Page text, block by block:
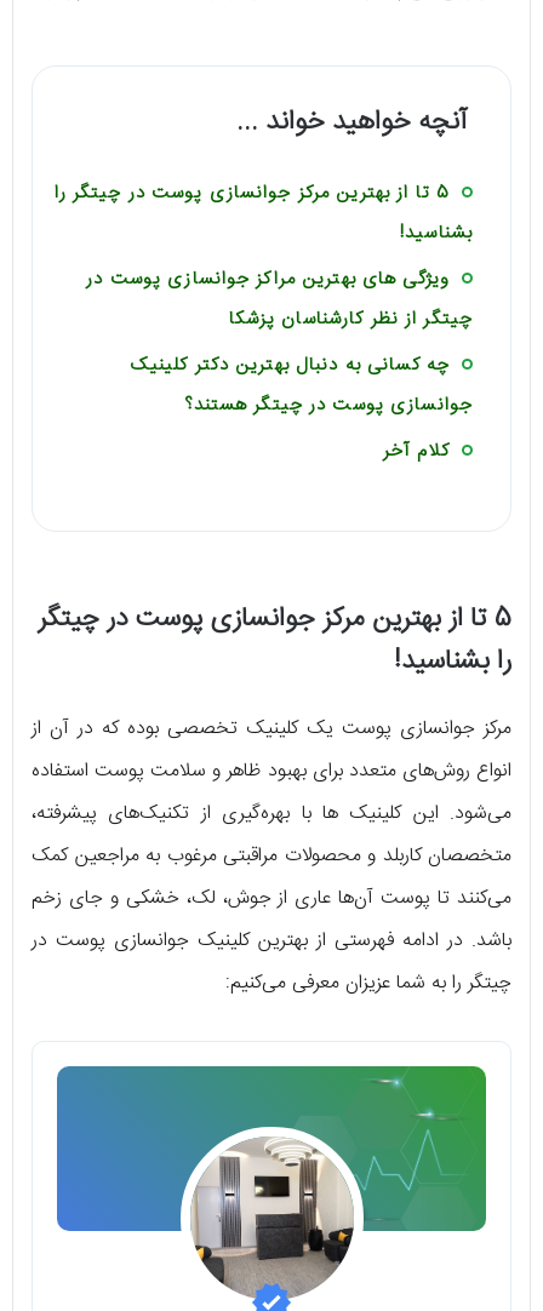
آنچه خواهید خواند ...
5 تا از بهترین مرکز جوانسازی پوست در چیتگر را
بشناسید!
ویژگی های بهترین مراکز جوانسازی پوست در
چیتگر از نظر کارشناسان پزشکا
چه کسانی به دنبال بهترین دکتر کلینیک
جوانسازی پوست در چیتگر هستند؟
کلام آخر
5 تا از بهترین مرکز جوانسازی پوست در چیتگر
را بشناسید!
مرکز جوانسازی پوست یک کلینیک تخصصی بوده که در آن از
انواع روش‌های متعدد برای بهبود ظاهر و سلامت پوست استفاده
می‌شود. این کلینیک ها با بهره‌گیری از تکنیک‌های پیشرفته،
متخصصان کاربلد و محصولات مراقبتی مرغوب به مراجعین کمک
می‌کنند تا پوست آن‌ها عاری از جوش، لک، خشکی و جای زخم
باشد. در ادامه فهرستی از بهترین کلینیک جوانسازی پوست در
چیتگر را به شما عزیزان معرفی می‌کنیم: